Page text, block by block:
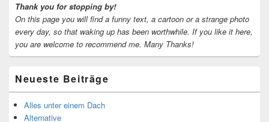
Thank you for stopping by!
On this page you will find a funny text, a cartoon or a strange photo
every day, so that waking up has been worthwhile. If you like it here,
you are welcome to recommend me. Many Thanks!
Neueste Beiträge
Alles unter einem Dach
Alternative